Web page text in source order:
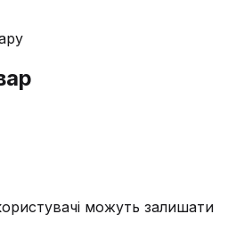
можуть залишати